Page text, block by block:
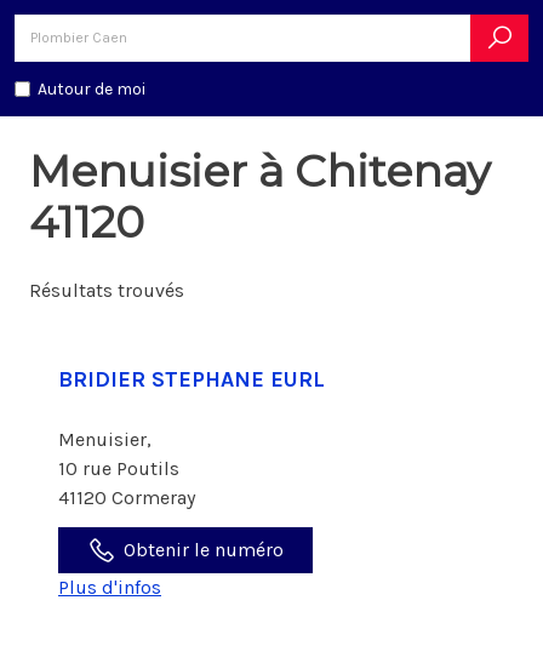
Autour de moi
Menuisier à Chitenay
41120
Résultats trouvés
BRIDIER STEPHANE EURL
Menuisier,
10 rue Poutils
41120 Cormeray
Obtenir le numéro
Plus d'infos